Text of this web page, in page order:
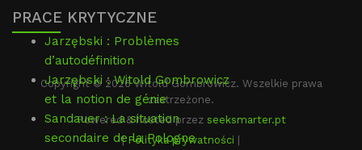
PRACE KRYTYCZNE
Jarzębski : Problèmes
d’autodéfinition
Jarzębski : Witold Gombrowicz
et la notion de génie
Sandauer : La situation
secondaire de la Pologne
Copyright © 2026 Witold Gombrowicz. Wszelkie prawa
zastrzeżone.
Powered & hosted przez seeksmarter.pt
| Polityka prywatności